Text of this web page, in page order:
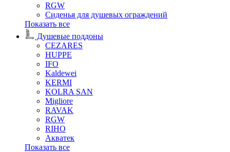
RGW
Сиденья для душевых ограждений
Показать все
Душевые поддоны
CEZARES
HUPPE
IFO
Kaldewei
KERMI
KOLRA SAN
Migliore
RAVAK
RGW
RIHO
Акватек
Показать все